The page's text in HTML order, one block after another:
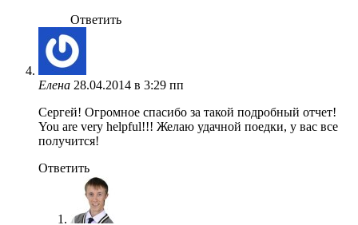
Ответить
Елена 28.04.2014 в 3:29 пп
Сергей! Огромное спасибо за такой подробный отчет!
You are very helpful!!! Желаю удачной поедки, у вас все
получится!
Ответить